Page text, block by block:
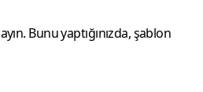
Bunu yaptığınızda, şablon